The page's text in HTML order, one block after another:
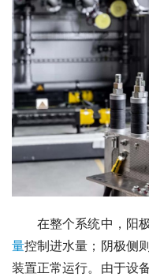
在整个系统中，阳极
量控制进水量；阴极侧
装置正常运行。由于设